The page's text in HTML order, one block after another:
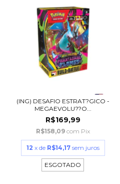
(ING) DESAFIO ESTRAT?GICO -
MEGAEVOLU??O...
R$169,99
R$158,09 com Pix
12 x de R$14,17 sem juros
ESGOTADO